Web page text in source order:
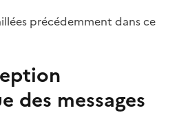
précédemment dans ce
des messages